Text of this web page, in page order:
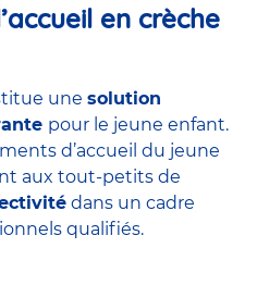
en crèche
une solution
pour le jeune enfant.
d’accueil du jeune
aux tout-petits de
dans un cadre
qualifiés.